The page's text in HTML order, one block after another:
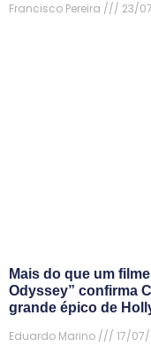
Francisco Pereira
23/
Mais do que um
Odyssey” confirma
grande épico de
Eduardo Marino
17/